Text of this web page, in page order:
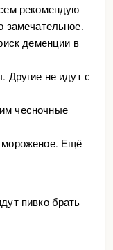
рекомендую
замечательное.
деменции в
Другие не идут с
чесночные
мороженое. Ещё
пивко брать